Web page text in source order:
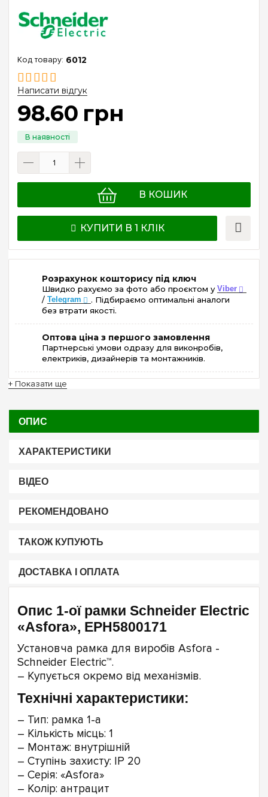
6012
Написати відгук
98.60 грн
В КОШИК
КУПИТИ В 1 КЛІК
Розрахунок кошторису під ключ
Швидко рахуємо за фото або проєктом у Viber
/ Telegram
. Підбираємо оптимальні аналоги
без втрати якості.
Оптова ціна з першого замовлення
Партнерські умови одразу для виконробів,
електриків, дизайнерів та монтажників.
+ Показати ще
ОПИС
ХАРАКТЕРИСТИКИ
ВІДЕО
РЕКОМЕНДОВАНО
ТАКОЖ КУПУЮТЬ
ДОСТАВКА І ОПЛАТА
Опис 1-ої рамки Schneider Electric
«Asfora», EPH5800171
Установча рамка для виробів Asfora -
Schneider Electric™.
– Купується окремо від механізмів.
Технічні характеристики:
– Тип: рамка 1-а
– Кількість місць: 1
– Монтаж: внутрішній
– Ступінь захисту: IP 20
– Серія: «Asfora»
– Колір: антрацит